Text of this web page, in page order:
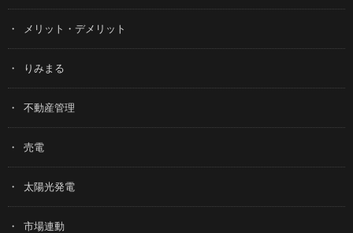
メリット・デメリット
りみまる
不動産管理
売電
太陽光発電
市場連動